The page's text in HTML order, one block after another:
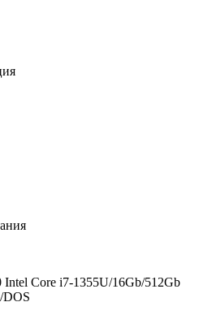
Intel Core i7-1355U/16Gb/512Gb
DOS